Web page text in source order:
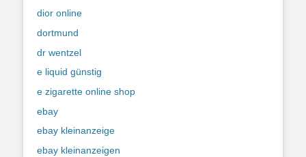
dior online
dortmund
dr wentzel
e liquid günstig
e zigarette online shop
ebay
ebay kleinanzeige
ebay kleinanzeigen